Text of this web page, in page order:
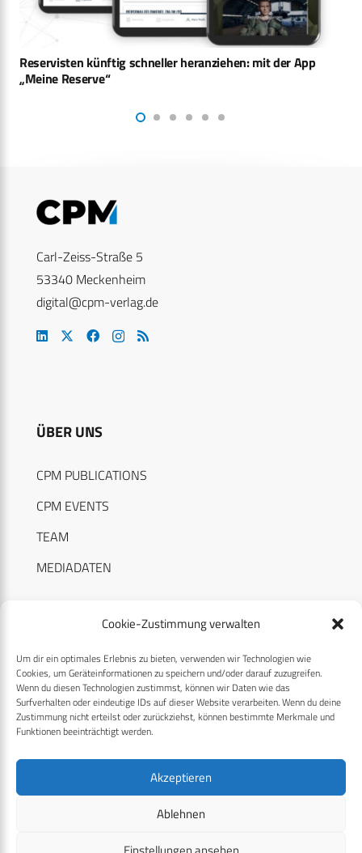
Cookie-Zustimmung verwalten
Um dir ein optimales Erlebnis zu bieten, verwenden wir Technologien wie
Cookies, um Geräteinformationen zu speichern und/oder darauf zuzugreifen.
Wenn du diesen Technologien zustimmst, können wir Daten wie das
Surfverhalten oder eindeutige IDs auf dieser Website verarbeiten. Wenn du deine
Zustimmung nicht erteilst oder zurückziehst, können bestimmte Merkmale und
Funktionen beeinträchtigt werden.
Akzeptieren
Ablehnen
BWI schließt Rahmenvertrag für 250.000 User mit genua
Carl-Zeiss-Straße 5
53340 Meckenheim
digital@cpm-verlag.de
ÜBER UNS
CPM PUBLICATIONS
CPM EVENTS
TEAM
MEDIADATEN
RECHTLICHES
Datenschutzerklärung
Cookie-Richtlinie (EU)